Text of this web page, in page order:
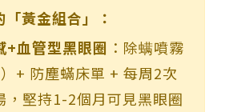
黃金組合」：
+血管型黑眼圈 ：除螨噴霧
）+ 防塵蟎床單 + 每周2次
，堅持1-2個月可見黑眼圈